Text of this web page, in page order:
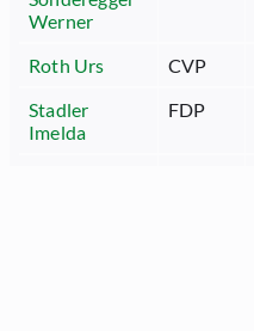
Werner
Roth Urs CVP
Stadler
Imelda
FDP